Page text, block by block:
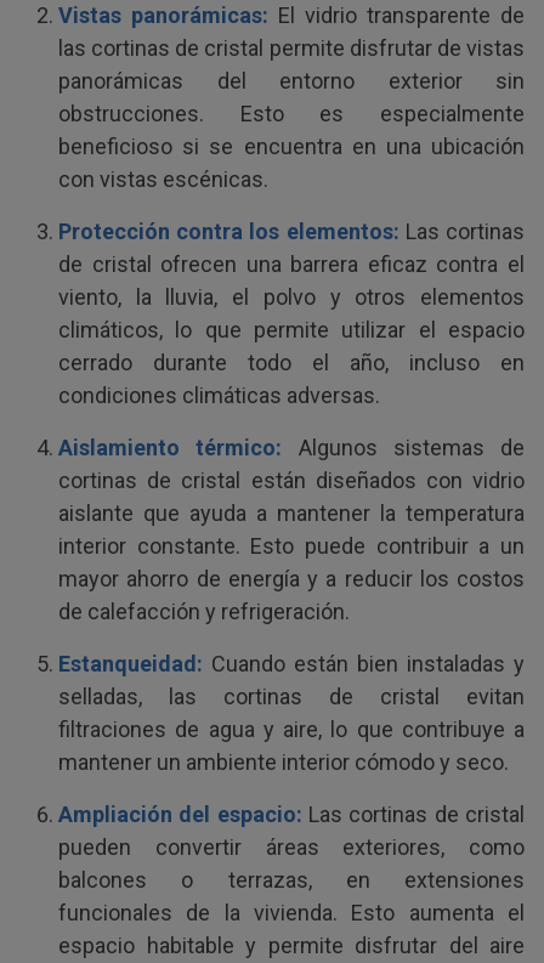
Vistas panorámicas: El vidrio transparente de
las cortinas de cristal permite disfrutar de vistas
panorámicas del entorno exterior sin
obstrucciones. Esto es especialmente
beneficioso si se encuentra en una ubicación
con vistas escénicas.
Protección contra los elementos: Las cortinas
de cristal ofrecen una barrera eficaz contra el
viento, la lluvia, el polvo y otros elementos
climáticos, lo que permite utilizar el espacio
cerrado durante todo el año, incluso en
condiciones climáticas adversas.
Aislamiento térmico: Algunos sistemas de
cortinas de cristal están diseñados con vidrio
aislante que ayuda a mantener la temperatura
interior constante. Esto puede contribuir a un
mayor ahorro de energía y a reducir los costos
de calefacción y refrigeración.
Estanqueidad: Cuando están bien instaladas y
selladas, las cortinas de cristal evitan
filtraciones de agua y aire, lo que contribuye a
mantener un ambiente interior cómodo y seco.
Ampliación del espacio: Las cortinas de cristal
pueden convertir áreas exteriores, como
balcones o terrazas, en extensiones
funcionales de la vivienda. Esto aumenta el
espacio habitable y permite disfrutar del aire